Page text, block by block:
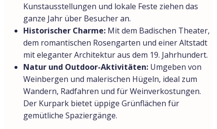
Kunstausstellungen und lokale Feste ziehen das
ganze Jahr über Besucher an.
Historischer Charme: Mit dem Badischen Theater,
dem romantischen Rosengarten und einer Altstadt
mit eleganter Architektur aus dem 19. Jahrhundert.
Natur und Outdoor-Aktivitäten: Umgeben von
Weinbergen und malerischen Hügeln, ideal zum
Wandern, Radfahren und für Weinverkostungen.
Der Kurpark bietet üppige Grünflächen für
gemütliche Spaziergänge.